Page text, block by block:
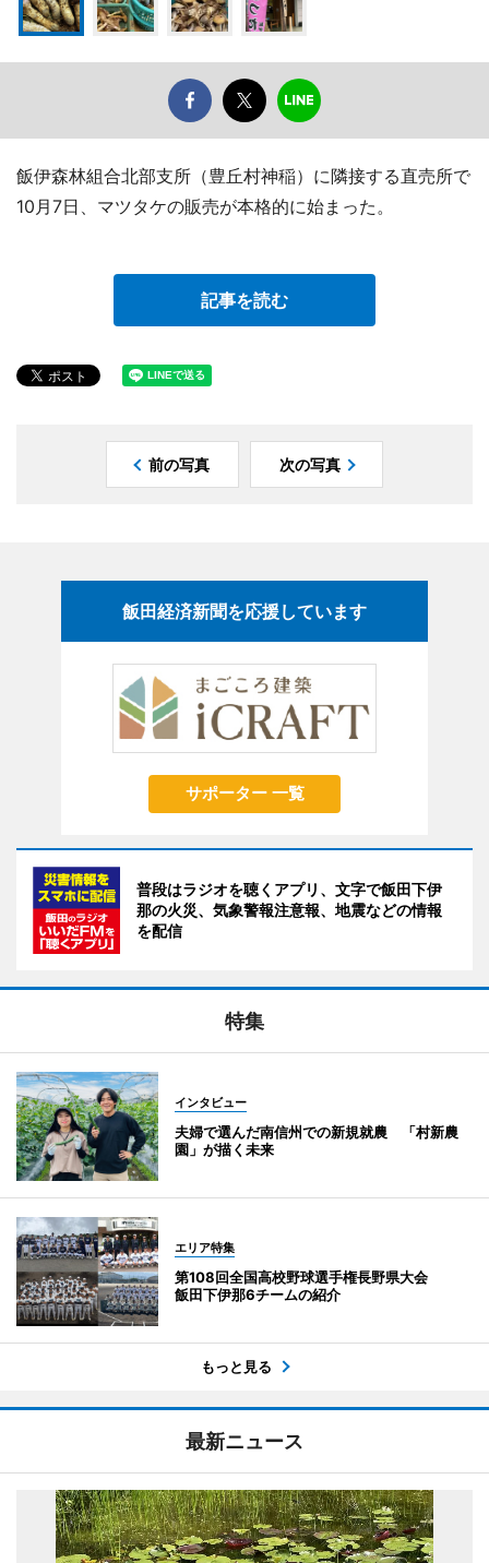
飯伊森林組合北部支所（豊丘村神稲）に隣接する直売所で
10月7日、マツタケの販売が本格的に始まった。
記事を読む
前の写真 次の写真
飯田経済新聞を応援しています
サポーター 一覧
普段はラジオを聴くアプリ、文字で飯田下伊
那の火災、気象警報注意報、地震などの情報
を配信
特集
インタビュー
夫婦で選んだ南信州での新規就農 「村新農
園」が描く未来
エリア特集
第108回全国高校野球選手権長野県大会
飯田下伊那6チームの紹介
もっと見る
最新ニュース